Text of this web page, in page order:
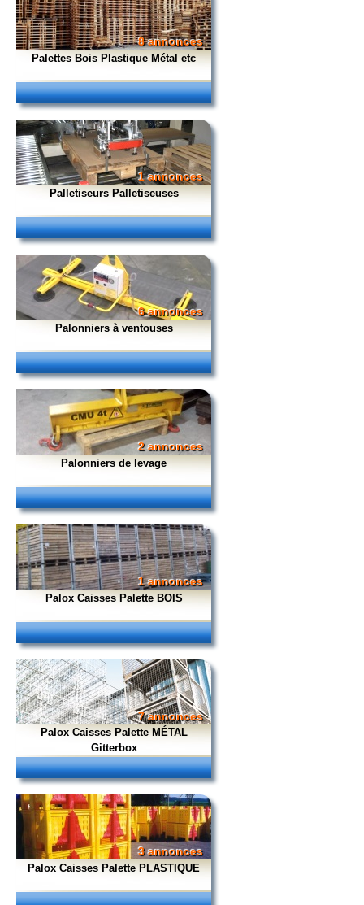
8 annonces
Palettes Bois Plastique Métal etc
1 annonces
Palletiseurs Palletiseuses
6 annonces
Palonniers à ventouses
2 annonces
Palonniers de levage
1 annonces
Palox Caisses Palette BOIS
7 annonces
Palox Caisses Palette MÉTAL
Gitterbox
3 annonces
Palox Caisses Palette PLASTIQUE